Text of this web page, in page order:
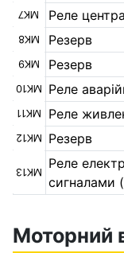
MK7 Реле
MK8 Резерв
MK9 Резерв
MK10 Реле
MK11 Реле
MK12 Резерв
MK13
Реле
сигналами
Моторний